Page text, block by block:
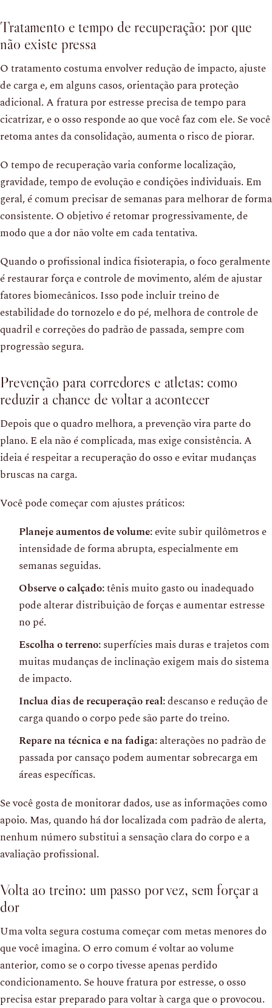
Tratamento e tempo de recuperação: por que
não existe pressa
O tratamento costuma envolver redução de impacto, ajuste
de carga e, em alguns casos, orientação para proteção
adicional. A fratura por estresse precisa de tempo para
cicatrizar, e o osso responde ao que você faz com ele. Se você
retoma antes da consolidação, aumenta o risco de piorar.
O tempo de recuperação varia conforme localização,
gravidade, tempo de evolução e condições individuais. Em
geral, é comum precisar de semanas para melhorar de forma
consistente. O objetivo é retomar progressivamente, de
modo que a dor não volte em cada tentativa.
Quando o profissional indica fisioterapia, o foco geralmente
é restaurar força e controle de movimento, além de ajustar
fatores biomecânicos. Isso pode incluir treino de
estabilidade do tornozelo e do pé, melhora de controle de
quadril e correções do padrão de passada, sempre com
progressão segura.
Prevenção para corredores e atletas: como
reduzir a chance de voltar a acontecer
Depois que o quadro melhora, a prevenção vira parte do
plano. E ela não é complicada, mas exige consistência. A
ideia é respeitar a recuperação do osso e evitar mudanças
bruscas na carga.
Você pode começar com ajustes práticos:
Planeje aumentos de volume:evite subir quilômetros e
intensidade de forma abrupta, especialmente em
semanas seguidas.
Observe o calçado:tênis muito gasto ou inadequado
pode alterar distribuição de forças e aumentar estresse
no pé.
Escolha o terreno:superfícies mais duras e trajetos com
muitas mudanças de inclinação exigem mais do sistema
de impacto.
Inclua dias de recuperação real:descanso e redução de
carga quando o corpo pede são parte do treino.
Repare na técnica e na fadiga:alterações no padrão de
passada por cansaço podem aumentar sobrecarga em
áreas específicas.
Se você gosta de monitorar dados, use as informações como
apoio. Mas, quando há dor localizada com padrão de alerta,
nenhum número substitui a sensação clara do corpo e a
avaliação profissional.
Volta ao treino: um passo por vez, sem forçar a
dor
Uma volta segura costuma começar com metas menores do
que você imagina. O erro comum é voltar ao volume
anterior, como se o corpo tivesse apenas perdido
condicionamento. Se houve fratura por estresse, o osso
precisa estar preparado para voltar à carga que o provocou.